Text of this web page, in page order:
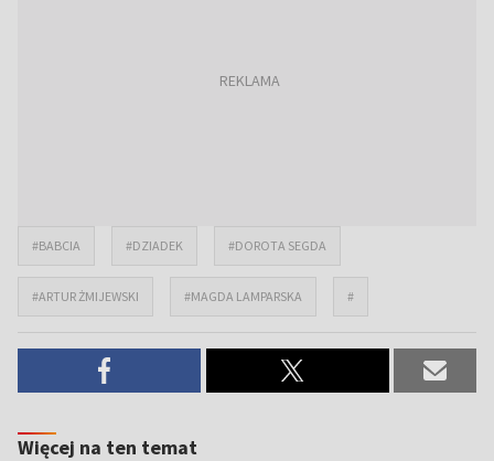
#BABCIA #DZIADEK #DOROTA SEGDA
#ARTUR ŻMIJEWSKI #MAGDA LAMPARSKA #
Więcej na ten temat